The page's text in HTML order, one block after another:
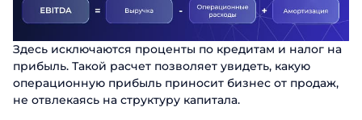
Здесь исключаются проценты по кредитам и налог на
прибыль. Такой расчет позволяет увидеть, какую
операционную прибыль приносит бизнес от продаж,
не отвлекаясь на структуру капитала.